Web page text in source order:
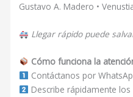
Gustavo A. Madero •
Llegar rápido puede
Cómo funciona la
Contáctanos por
Describe rápidamente